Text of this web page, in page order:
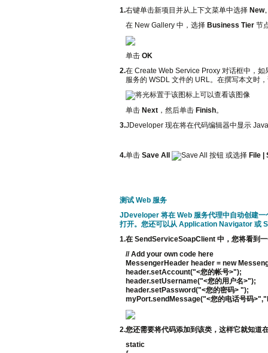
1.右键单击新项目并从上下文菜单中选择 New
在 New Gallery 中，选择 Business Tier 节
单击 OK
2.在 Create Web Service Proxy 对话框中，
服务的 WSDL 文件的 URL。在撰写本文时
单击 Next ，然后单击 Finish。
3.JDeveloper 现在将在代码编辑器中显示
4.单击 Save All 或选择 File |
测试 Web 服务
JDeveloper 将在 Web 服务代理中自动创建
打开。您还可以从 Application Navigator 或
1.在 SendServiceSoapClient 中，您将看到
// Add your own code here
MessengerHeader header = new
header.setAccount("<您的帐号>");
header.setUsername("<您的用户名>");
header.setPassword("<您的密码> ");
myPort.sendMessage("<您的电话号码
2.您还需要将代码添加到该类，这样它就知道
static